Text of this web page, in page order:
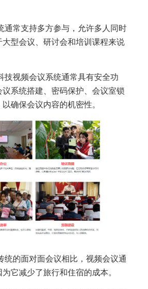
通常支持多方参与，允许多人同时
大型会议、研讨会和培训课程来说
技视频会议系统通常具有安全功
系统搭建、密码保护、会议室锁
确保会议内容的机密性。
统的面对面会议相比，视频会议通
它减少了旅行和住宿的成本。